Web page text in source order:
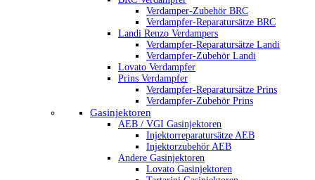
Verdamper-Zubehör BRC
Verdampfer-Reparatursätze BRC
Landi Renzo Verdampers
Verdampfer-Reparatursätze Landi
Verdampfer-Zubehör Landi
Lovato Verdampfer
Prins Verdampfer
Verdampfer-Reparatursätze Prins
Verdampfer-Zubehör Prins
Gasinjektoren
AEB / VGI Gasinjektoren
Injektorreparatursätze AEB
Injektorzubehör AEB
Andere Gasinjektoren
Lovato Gasinjektoren